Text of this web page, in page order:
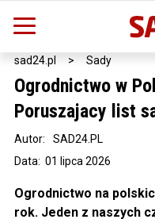
sad24.pl > Sady
Ogrodnictwo w
Poruszajacy list
Data: 01 lipca 2026
Autor: SAD24.PL
Ogrodnictwo na
rok. Jeden z naszych